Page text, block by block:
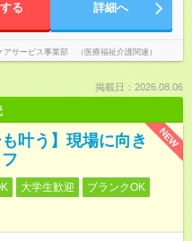
る 詳細へ
サービス事業部 （医療福祉介護関連）
掲載日：2026.08.06
NEW
叶う】現場に向き
大学生歓迎
ブランクOK